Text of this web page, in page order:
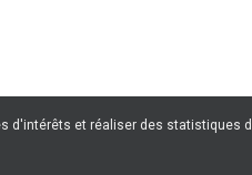
d'intérêts et réaliser des statistiques